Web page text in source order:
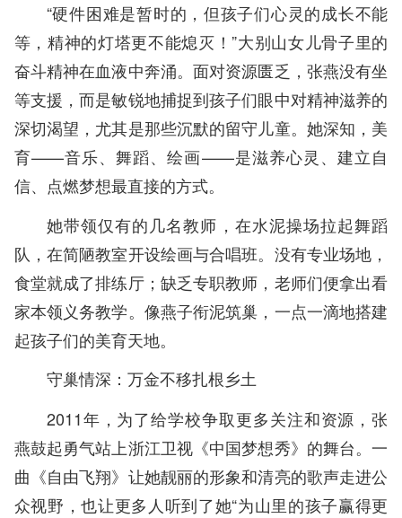
“硬件困难是暂时的，但孩子们心灵的成长不能
等，精神的灯塔更不能熄灭！”大别山女儿骨子里的
奋斗精神在血液中奔涌。面对资源匮乏，张燕没有坐
等支援，而是敏锐地捕捉到孩子们眼中对精神滋养的
深切渴望，尤其是那些沉默的留守儿童。她深知，美
育——音乐、舞蹈、绘画——是滋养心灵、建立自
信、点燃梦想最直接的方式。
她带领仅有的几名教师，在水泥操场拉起舞蹈
队，在简陋教室开设绘画与合唱班。没有专业场地，
食堂就成了排练厅；缺乏专职教师，老师们便拿出看
家本领义务教学。像燕子衔泥筑巢，一点一滴地搭建
起孩子们的美育天地。
守巢情深：万金不移扎根乡土
2011年，为了给学校争取更多关注和资源，张
燕鼓起勇气站上浙江卫视《中国梦想秀》的舞台。一
曲《自由飞翔》让她靓丽的形象和清亮的歌声走进公
众视野，也让更多人听到了她“为山里的孩子赢得更